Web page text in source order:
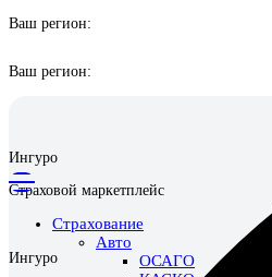
Ваш регион:
Ваш регион:
Ингуро
Страховой маркетплейс
Страхование
Авто
ОСАГО
Ингуро